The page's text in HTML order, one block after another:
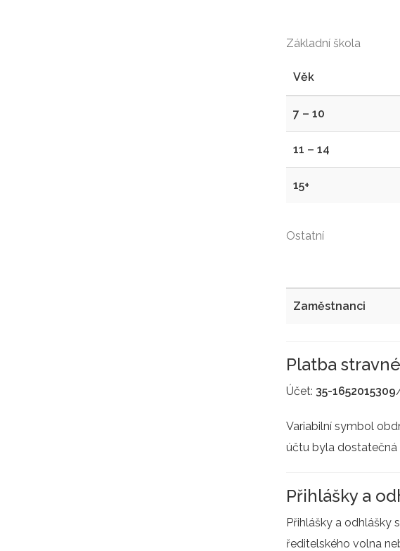
Základní škola
Věk
7 – 10
11 – 14
15+
Ostatní
Zaměstnanci
Platba
Účet: 35-1652015309
Variabilní symbol
účtu byla dostatečná
Přihlášky a
Přihlášky a odhlášky
ředitelského volna